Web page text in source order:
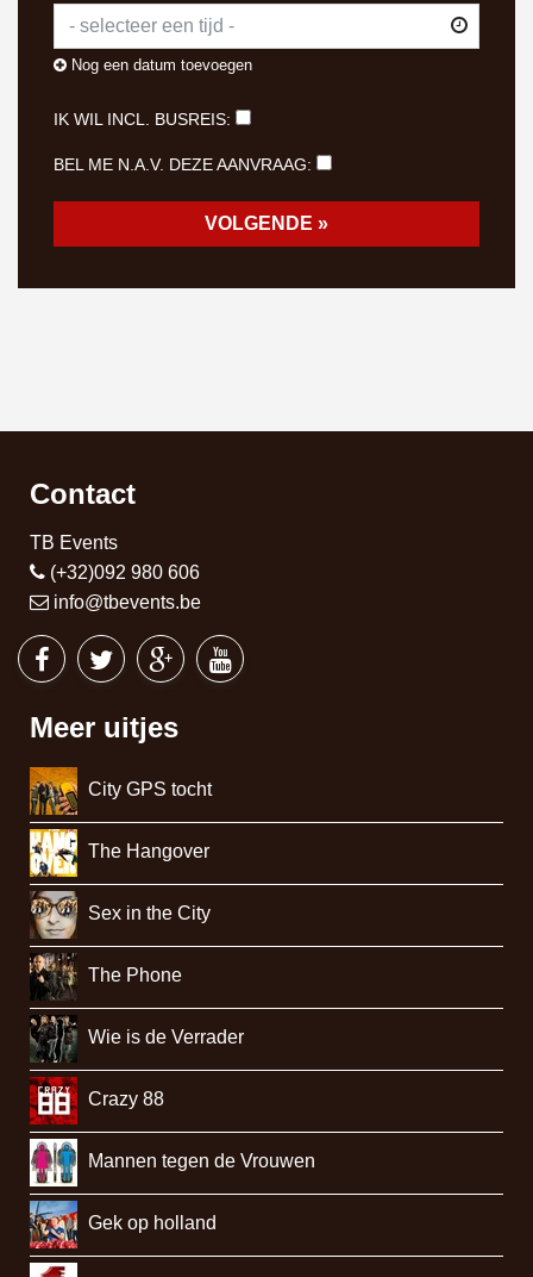
Nog een datum toevoegen
IK WIL INCL. BUSREIS:
BEL ME N.A.V. DEZE AANVRAAG:
Contact
TB Events
(+32)092 980 606
info@tbevents.be
Meer uitjes
City GPS tocht
The Hangover
Sex in the City
The Phone
Wie is de Verrader
Crazy 88
Mannen tegen de Vrouwen
Gek op holland